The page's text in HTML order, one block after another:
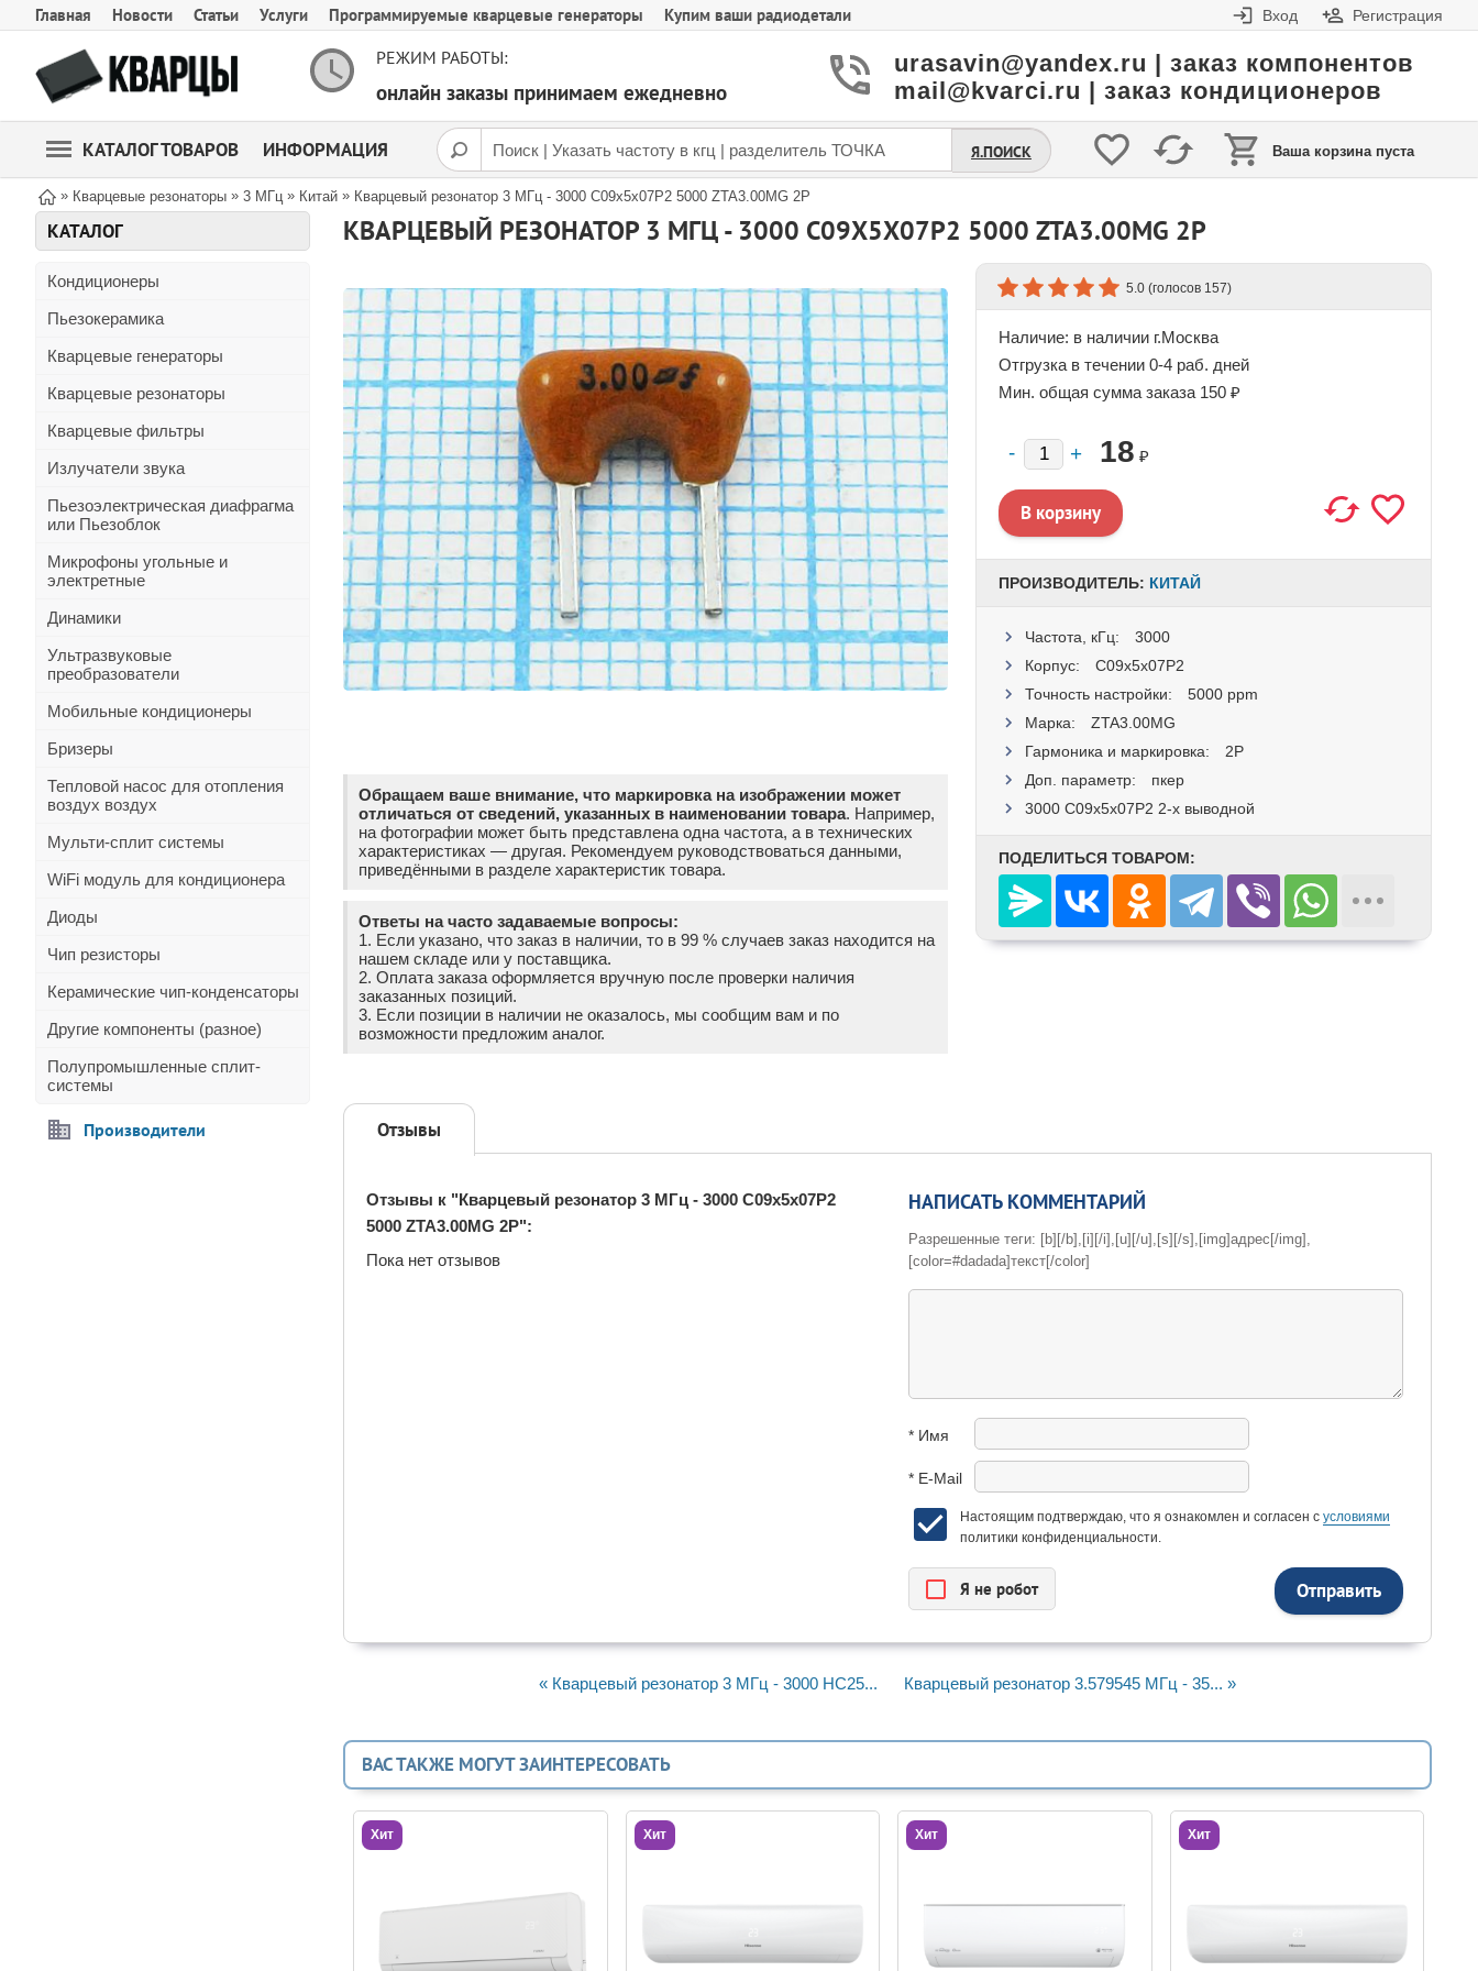
Главная Новости Статьи Услуги Программируемые кварцевые генераторы Купим ваши радиодетали Вход Регистрация
РЕЖИМ РАБОТЫ:
онлайн заказы принимаем ежедневно
urasavin@yandex.ru | заказ компонентов
mail@kvarci.ru | заказ кондиционеров
КАТАЛОГ ТОВАРОВ ИНФОРМАЦИЯ Ваша корзина пуста
Я.ПОИСК
» Кварцевые резонаторы » 3 МГц » Китай » Кварцевый резонатор 3 МГц - 3000 C09x5x07P2 5000 ZTA3.00MG 2P
КАТАЛОГ
Кондиционеры
Пьезокерамика
Кварцевые генераторы
Кварцевые резонаторы
Кварцевые фильтры
Излучатели звука
Пьезоэлектрическая диафрагма
или Пьезоблок
Микрофоны угольные и
электретные
Динамики
Ультразвуковые
преобразователи
Мобильные кондиционеры
Бризеры
Тепловой насос для отопления
воздух воздух
Мульти-сплит системы
WiFi модуль для кондиционера
Диоды
Чип резисторы
Керамические чип-конденсаторы
Другие компоненты (разное)
Полупромышленные сплит-
системы
Производители
КВАРЦЕВЫЙ РЕЗОНАТОР 3 МГЦ - 3000 C09X5X07P2 5000 ZTA3.00MG 2P
Обращаем ваше внимание, что маркировка на изображении может
отличаться от сведений, указанных в наименовании товара. Например,
на фотографии может быть представлена одна частота, а в технических
характеристиках — другая. Рекомендуем руководствоваться данными,
приведёнными в разделе характеристик товара.
Ответы на часто задаваемые вопросы:
1. Если указано, что заказ в наличии, то в 99 % случаев заказ находится на
нашем складе или у поставщика.
2. Оплата заказа оформляется вручную после проверки наличия
заказанных позиций.
3. Если позиции в наличии не оказалось, мы сообщим вам и по
возможности предложим аналог.
5.0 (голосов 157)
Наличие: в наличии г.Москва
Отгрузка в течении 0-4 раб. дней
Мин. общая сумма заказа 150 ₽
18 ₽
ПРОИЗВОДИТЕЛЬ: КИТАЙ
Частота, кГц:
3000
Корпус:
C09x5x07P2
Точность настройки:
5000 ppm
Маркa:
ZTA3.00MG
Гармоника и маркировка:
2P
Доп. параметр:
пкер
3000 C09x5x07P2 2-x выводной
ПОДЕЛИТЬСЯ ТОВАРОМ:
Отзывы
Отзывы к "Кварцевый резонатор 3 МГц - 3000 C09x5x07P2
5000 ZTA3.00MG 2P":
Пока нет отзывов
НАПИСАТЬ КОММЕНТАРИЙ
Разрешенные теги: [b][/b],[i][/i],[u][/u],[s][/s],[img]адрес[/img],
[color=#dadada]текст[/color]
* Имя
* E-Mail
Настоящим подтверждаю, что я ознакомлен и согласен с условиями
политики конфиденциальности.
Я нe рoбoт
« Кварцевый резонатор 3 МГц - 3000 HC25... Кварцевый резонатор 3.579545 МГц - 35... »
ВАС ТАКЖЕ МОГУТ ЗАИНТЕРЕСОВАТЬ
Хит Хит Хит Хит